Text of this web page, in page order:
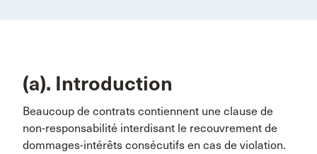
(a). Introduction
Beaucoup de contrats contiennent une clause de
non-responsabilité interdisant le recouvrement de
dommages-intérêts consécutifs en cas de violation.